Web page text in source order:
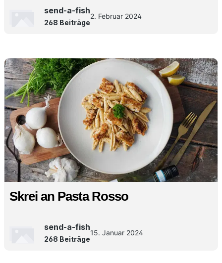
send-a-fish
268 Beiträge
2. Februar 2024
Skrei an Pasta Rosso
send-a-fish
268 Beiträge
15. Januar 2024